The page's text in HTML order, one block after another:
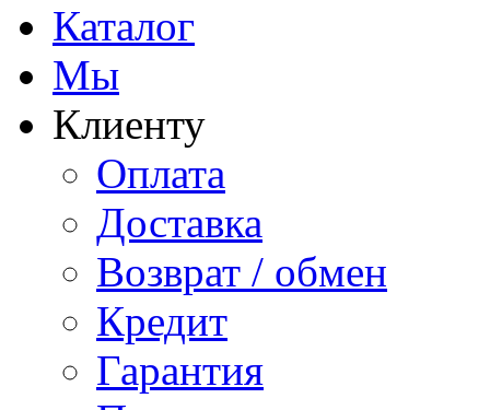
Каталог
Мы
Клиенту
Оплата
Доставка
Возврат / обмен
Кредит
Гарантия